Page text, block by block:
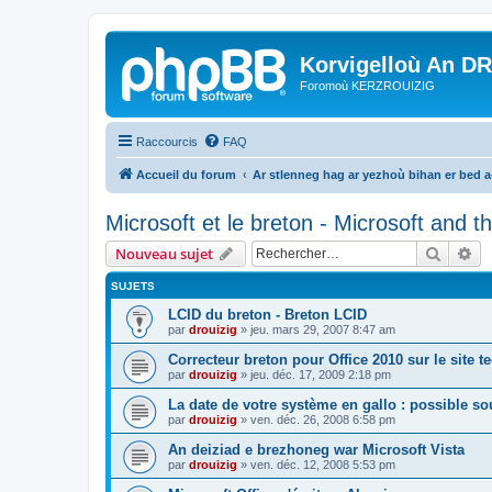
Korvigelloù An
Foromoù KERZROUIZIG
Raccourcis FAQ
Accueil du forum Ar stlenneg hag ar yezhoù bihan er bed
Microsoft et le breton - Microsoft and
Nouveau sujet
SUJETS
LCID du breton - Breton LCID
par drouizig » jeu. mars 29, 2007 8:47 am
Correcteur breton pour Office 2010 sur le site
par drouizig » jeu. déc. 17, 2009 2:18 pm
La date de votre système en gallo : possible
par drouizig » ven. déc. 26, 2008 6:58 pm
An deiziad e brezhoneg war Microsoft Vista
par drouizig » ven. déc. 12, 2008 5:53 pm